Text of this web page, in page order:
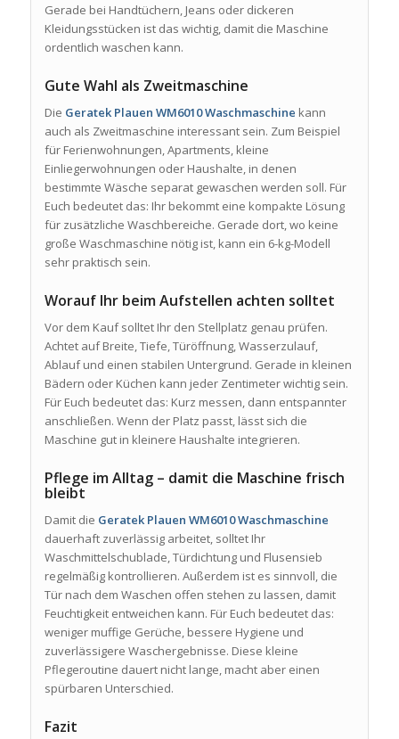
Gerade bei Handtüchern, Jeans oder dickeren
Kleidungsstücken ist das wichtig, damit die Maschine
ordentlich waschen kann.
Gute Wahl als Zweitmaschine
Die Geratek Plauen WM6010 Waschmaschine kann
auch als Zweitmaschine interessant sein. Zum Beispiel
für Ferienwohnungen, Apartments, kleine
Einliegerwohnungen oder Haushalte, in denen
bestimmte Wäsche separat gewaschen werden soll. Für
Euch bedeutet das: Ihr bekommt eine kompakte Lösung
für zusätzliche Waschbereiche. Gerade dort, wo keine
große Waschmaschine nötig ist, kann ein 6-kg-Modell
sehr praktisch sein.
Worauf Ihr beim Aufstellen achten solltet
Vor dem Kauf solltet Ihr den Stellplatz genau prüfen.
Achtet auf Breite, Tiefe, Türöffnung, Wasserzulauf,
Ablauf und einen stabilen Untergrund. Gerade in kleinen
Bädern oder Küchen kann jeder Zentimeter wichtig sein.
Für Euch bedeutet das: Kurz messen, dann entspannter
anschließen. Wenn der Platz passt, lässt sich die
Maschine gut in kleinere Haushalte integrieren.
Pflege im Alltag – damit die Maschine frisch
bleibt
Damit die Geratek Plauen WM6010 Waschmaschine
dauerhaft zuverlässig arbeitet, solltet Ihr
Waschmittelschublade, Türdichtung und Flusensieb
regelmäßig kontrollieren. Außerdem ist es sinnvoll, die
Tür nach dem Waschen offen stehen zu lassen, damit
Feuchtigkeit entweichen kann. Für Euch bedeutet das:
weniger muffige Gerüche, bessere Hygiene und
zuverlässigere Waschergebnisse. Diese kleine
Pflegeroutine dauert nicht lange, macht aber einen
spürbaren Unterschied.
Fazit